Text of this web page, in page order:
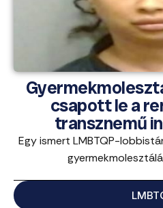
csapott le a
transznemű
Egy ismert LMBTQP-